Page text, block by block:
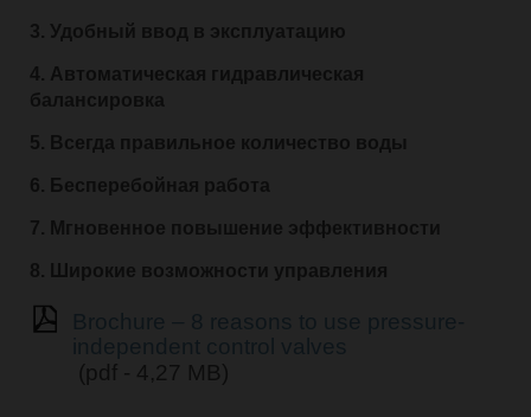
3. Удобный ввод в эксплуатацию
4. Автоматическая гидравлическая
балансировка
5. Всегда правильное количество воды
6. Бесперебойная работа
7. Мгновенное повышение эффективности
8. Широкие возможности управления
(pdf - 4,27 MB)